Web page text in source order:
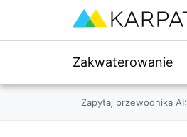
Zakwaterowanie
Zapytaj przewodnika AI: